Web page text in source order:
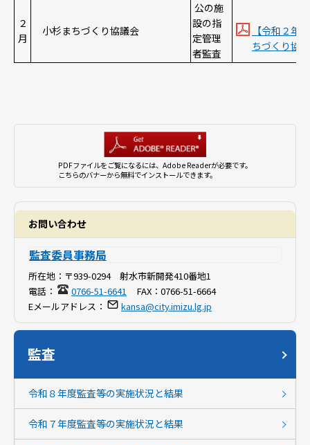
２
月
小杉まちづくり協議会
公の施
設の指
定管理
者監査
【令和２年
ちづくり協
PDFファイルをご覧になるには、Adobe Readerが必要です。
こちらのバナーから無料でインストールできます。
お問い合わせ
監査委員事務局
所在地： 〒939-0294 射水市新開発410番地1
電話：
0766-51-6641 FAX： 0766-51-6664
Eメールアドレス：
kansa@city.imizu.lg.jp
監査
令和８年度監査等の実施状況と結果
令和７年度監査等の実施状況と結果